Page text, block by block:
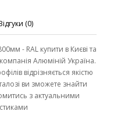
(0)
- RAL купити в Києві та
Алюміній Україна.
відрізняється якістю
ви зможете знайти
з актуальними